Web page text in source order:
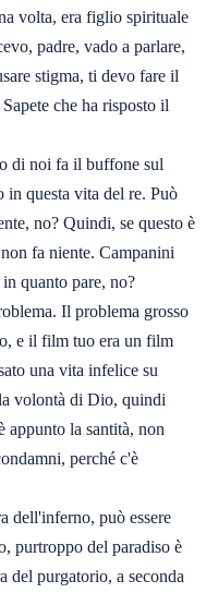
volta, era figlio spirituale
padre, vado a parlare,
stigma, ti devo fare il
che ha risposto il
di noi fa il buffone sul
in questa vita del re. Può
no? Quindi, se questo è
fa niente. Campanini
quanto pare, no?
Il problema grosso
e il film tuo era un film
una vita infelice su
volontà di Dio, quindi
la santità, non
perché c'è
dell'inferno, può essere
purtroppo del paradiso è
del purgatorio, a seconda